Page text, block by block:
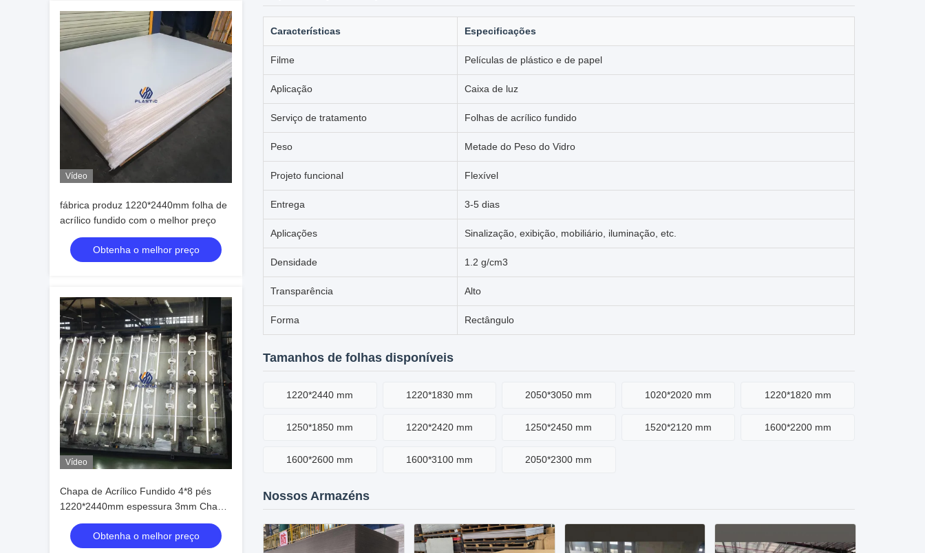
Vídeo
fábrica produz 1220*2440mm folha de
acrílico fundido com o melhor preço
Obtenha o melhor preço
Vídeo
Chapa de Acrílico Fundido 4*8 pés
1220*2440mm espessura 3mm Chapa
de Acrílico Transparente
Obtenha o melhor preço
Características Especificações
Filme Películas de plástico e de papel
Aplicação Caixa de luz
Serviço de tratamento Folhas de acrílico fundido
Peso Metade do Peso do Vidro
Projeto funcional Flexível
Entrega 3-5 dias
Aplicações Sinalização, exibição, mobiliário, iluminação, etc.
Densidade 1.2 g/cm3
Transparência Alto
Forma Rectângulo
Tamanhos de folhas disponíveis
1220*2440 mm 1220*1830 mm 2050*3050 mm 1020*2020 mm 1220*1820 mm
1250*1850 mm 1220*2420 mm 1250*2450 mm 1520*2120 mm 1600*2200 mm
1600*2600 mm 1600*3100 mm 2050*2300 mm
Nossos Armazéns